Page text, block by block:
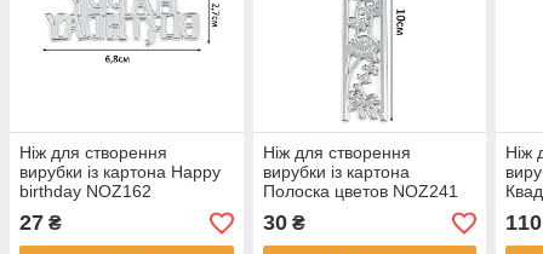
Ніж для створення
вирубки із картона Happy
birthday NOZ162
27 ₴
Ніж для створення
вирубки із картона
Полоска цветов NOZ241
30₴
Ніж
110